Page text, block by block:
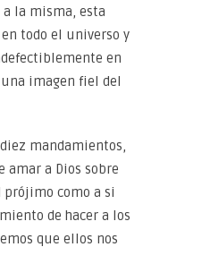
la misma, esta
todo el universo y
en
imagen fiel del
mandamientos,
amar a Dios sobre
prójimo como a si
de hacer a los
que ellos nos